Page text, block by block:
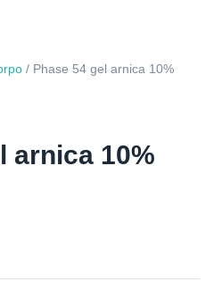
/ Phase 54 gel arnica 10%
arnica 10%